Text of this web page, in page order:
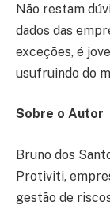
Não restam
dados das
exceções, é
usufruindo do
Sobre o Autor
Bruno dos
Protiviti,
gestão de